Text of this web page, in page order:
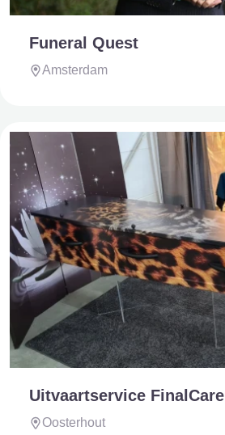
Funeral Quest
Amsterdam
Uitvaartservice FinalCare
Oosterhout